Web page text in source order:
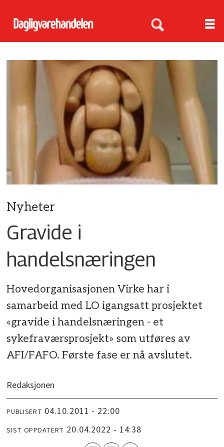
Nyheter
Gravide i
handelsnæringen
Hovedorganisasjonen Virke har i
samarbeid med LO igangsatt prosjektet
«gravide i handelsnæringen - et
sykefraværsprosjekt» som utføres av
AFI/FAFO. Første fase er nå avslutet.
Redaksjonen
PUBLISERT 04.10.2011 - 22:00
SIST OPPDATERT 20.04.2022 - 14:38